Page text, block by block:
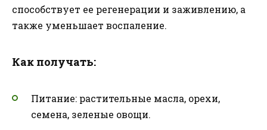
способствует ее регенерации и заживлению, а
также уменьшает воспаление.
Как получать:
Питание: растительные масла, орехи,
семена, зеленые овощи.